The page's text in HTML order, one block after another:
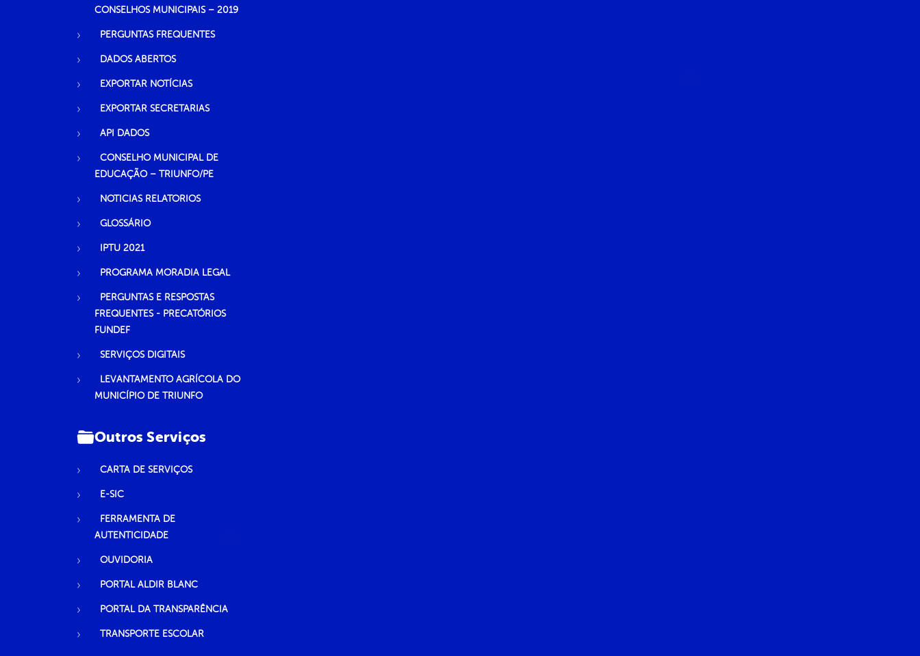
CONSELHOS MUNICIPAIS – 2019
PERGUNTAS FREQUENTES
DADOS ABERTOS
EXPORTAR NOTÍCIAS
EXPORTAR SECRETARIAS
API DADOS
CONSELHO MUNICIPAL DE
EDUCAÇÃO – TRIUNFO/PE
NOTICIAS RELATORIOS
GLOSSÁRIO
IPTU 2021
PROGRAMA MORADIA LEGAL
PERGUNTAS E RESPOSTAS
FREQUENTES - PRECATÓRIOS
FUNDEF
SERVIÇOS DIGITAIS
LEVANTAMENTO AGRÍCOLA DO
MUNICÍPIO DE TRIUNFO
Outros Serviços
CARTA DE SERVIÇOS
E-SIC
FERRAMENTA DE
AUTENTICIDADE
OUVIDORIA
PORTAL ALDIR BLANC
PORTAL DA TRANSPARÊNCIA
TRANSPORTE ESCOLAR